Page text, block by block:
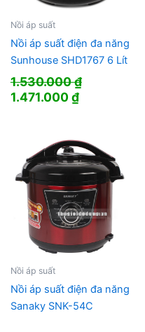
Nồi áp suất
Nồi áp suất điện đa năng
Sunhouse SHD1767 6 Lít
1.530.000₫
Giá
1.530.000 ₫.
1.471.000₫Giá
là:
1.471.000
Nồi áp suất
Nồi áp suất điện đa năng
Sanaky SNK-54C